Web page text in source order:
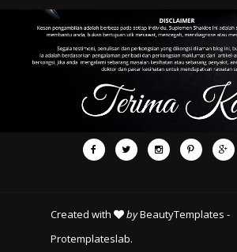
Created with byBeautyTemplates -
Protemplateslab.